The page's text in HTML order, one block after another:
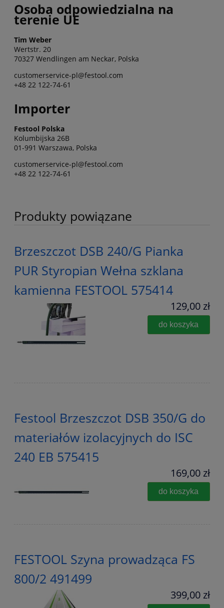
Osoba odpowiedzialna na
terenie UE
Tim Weber
Wertstr. 20
70327 Wendlingen am Neckar, Polska
customerservice-pl@festool.com
+48 22 122-74-61
Importer
Festool Polska
Kolumbijska 26B
01-991 Warszawa, Polska
customerservice-pl@festool.com
+48 22 122-74-61
Produkty powiązane
Brzeszczot DSB 240/G Pianka
PUR Styropian Wełna szklana
kamienna FESTOOL 575414
129,00 zł
do koszyka
Festool Brzeszczot DSB 350/G do
materiałów izolacyjnych do ISC
240 EB 575415
169,00 zł
do koszyka
FESTOOL Szyna prowadząca FS
800/2 491499
399,00 zł